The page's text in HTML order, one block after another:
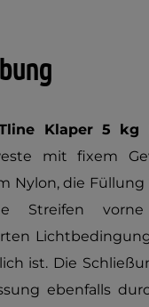
Klaper 5 kg
mit fixem
Nylon, die
Streifen
ist. Die
ebenfalls